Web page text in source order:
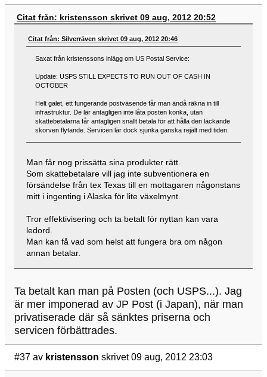
Citat från: kristensson skrivet 09 aug, 2012 20:52
Citat från: Silverräven skrivet 09 aug, 2012 20:46
Saxat från kristenssons inlägg om US Postal Service:
Update: USPS STILL EXPECTS TO RUN OUT OF CASH IN
OCTOBER
Helt galet, ett fungerande postväsende får man ändå räkna in till
infrastruktur. De lär antagligen inte låta posten konka, utan
skattebetalarna får antagligen snällt betala för att hålla den läckande
skorven flytande. Servicen lär dock sjunka ganska rejält med tiden.
Man får nog prissätta sina produkter rätt.
Som skattebetalare vill jag inte subventionera en
försändelse från tex Texas till en mottagaren någonstans
mitt i ingenting i Alaska för lite växelmynt.
Tror effektivisering och ta betalt för nyttan kan vara
ledord.
Man kan få vad som helst att fungera bra om någon
annan betalar.
Ta betalt kan man på Posten (och USPS...). Jag
är mer imponerad av JP Post (i Japan), när man
privatiserade där så sänktes priserna och
servicen förbättrades.
#37 av kristensson skrivet 09 aug, 2012 23:03